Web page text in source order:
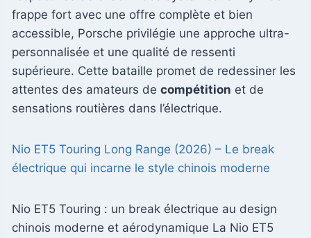
frappe fort avec une offre complète et bien
accessible, Porsche privilégie une approche ultra-
personnalisée et une qualité de ressenti
supérieure. Cette bataille promet de redessiner les
attentes des amateurs de compétition et de
sensations routières dans l’électrique.
Nio ET5 Touring Long Range (2026) – Le break
électrique qui incarne le style chinois moderne
Nio ET5 Touring : un break électrique au design
chinois moderne et aérodynamique La Nio ET5